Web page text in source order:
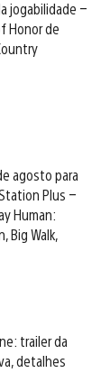
jogabilidade –
Honor de
agosto para
Plus –
Human:
Big Walk,
trailer da
detalhes